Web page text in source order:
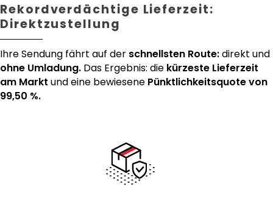
Rekordverdächtige Lieferzeit:
Direktzustellung
Ihre Sendung fährt auf der schnellsten Route:direkt und
ohne Umladung. Das Ergebnis: die kürzeste Lieferzeit
am Markt und eine bewiesene Pünktlichkeitsquote von
99,50 %.